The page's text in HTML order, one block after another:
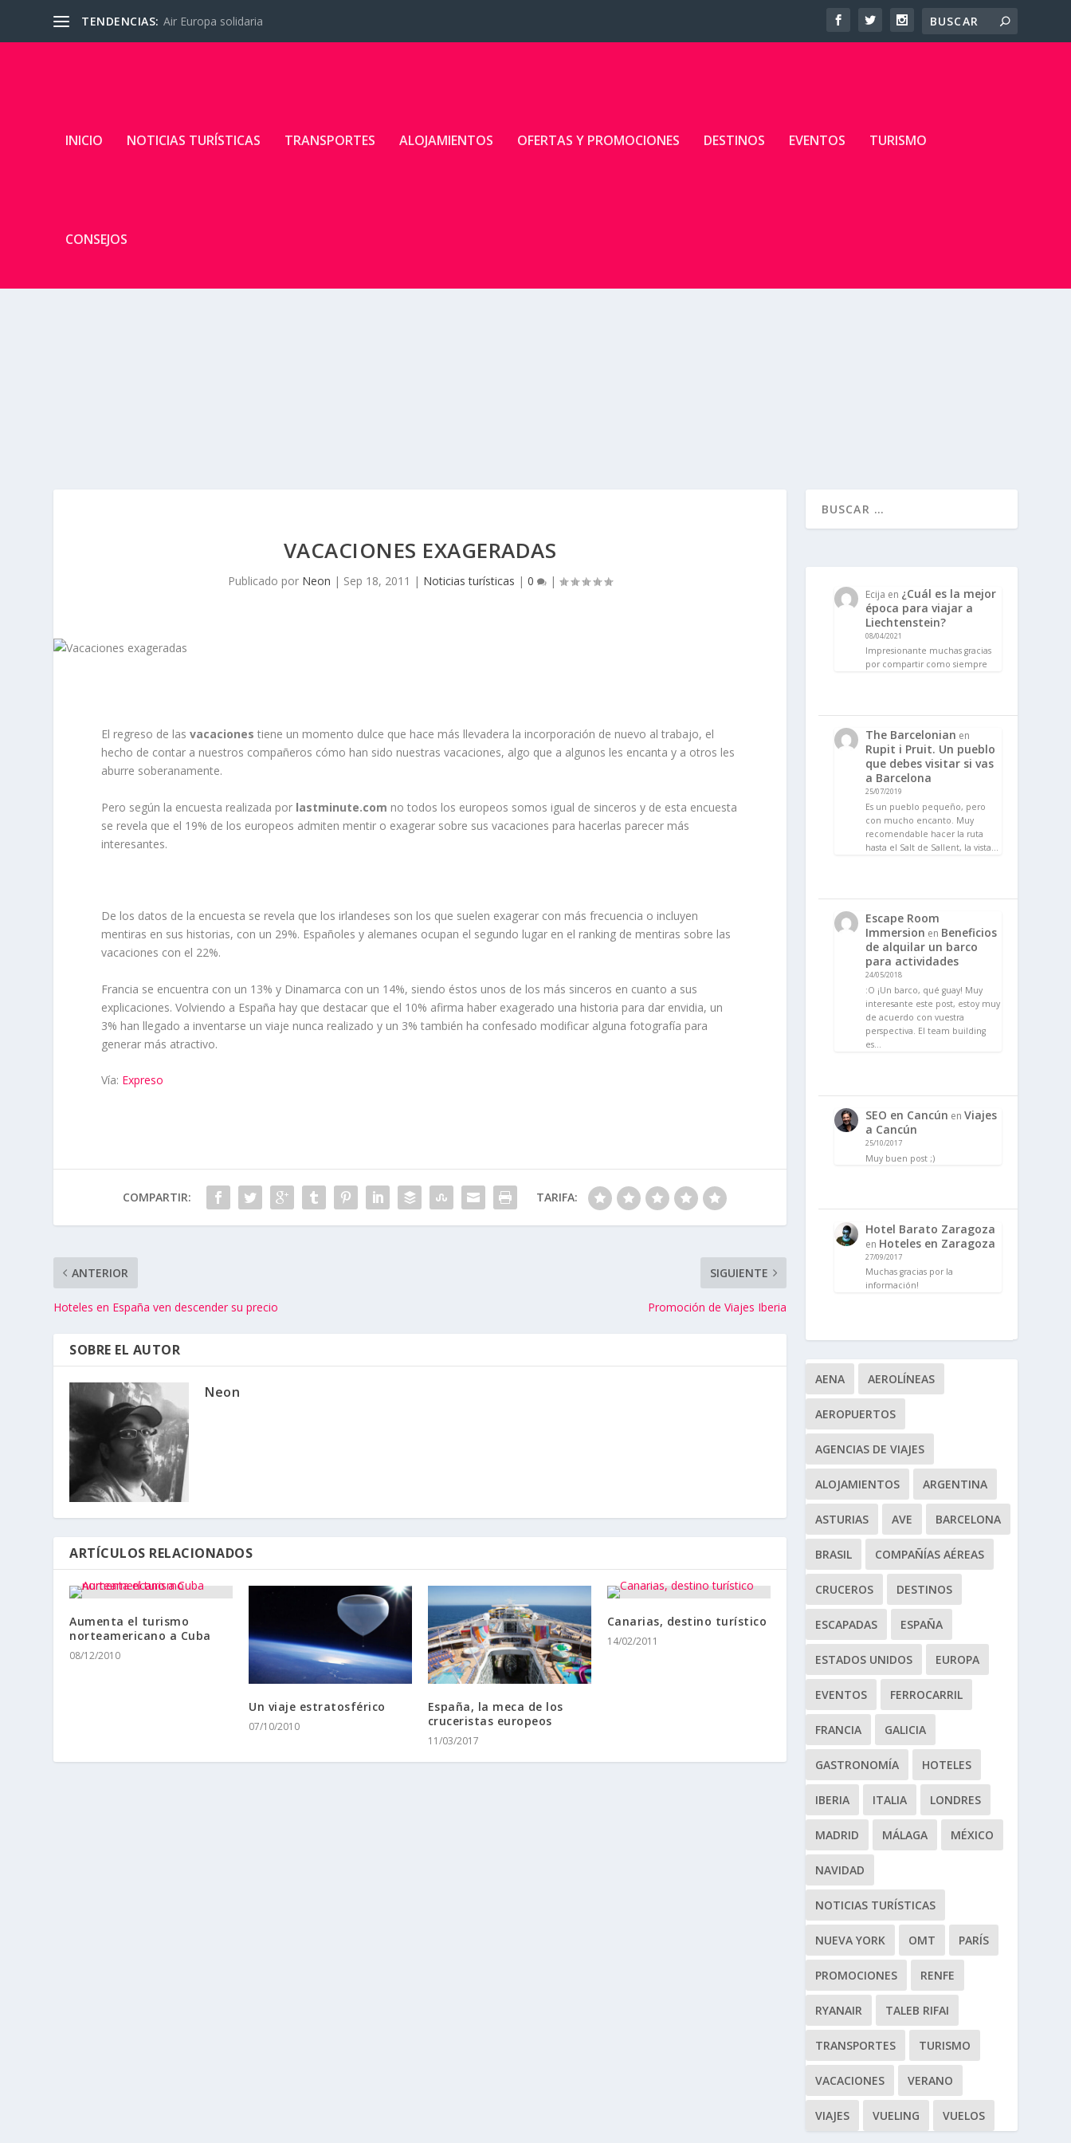
TENDENCIAS: Air Europa solidaria
INICIO NOTICIAS TURÍSTICAS TRANSPORTES ALOJAMIENTOS OFERTAS Y PROMOCIONES DESTINOS EVENTOS TURISMO
CONSEJOS
VACACIONES EXAGERADAS
Publicado por Neon | Sep 18, 2011 | Noticias turísticas | 0 |
El regreso de lasvacaciones tiene un momento dulce que hace más llevadera la incorporación de nuevo al trabajo, el
hecho de contar a nuestros compañeros cómo han sido nuestras vacaciones, algo que a algunos les encanta y a otros les
aburre soberanamente.
Pero según la encuesta realizada por lastminute.com no todos los europeos somos igual de sinceros y de esta encuesta
se revela que el 19% de los europeos admiten mentir o exagerar sobre sus vacaciones para hacerlas parecer más
interesantes.
De los datos de la encuesta se revela que los irlandeses son los que suelen exagerar con más frecuencia o incluyen
mentiras en sus historias, con un 29%. Españoles y alemanes ocupan el segundo lugar en el ranking de mentiras sobre las
vacaciones con el 22%.
Francia se encuentra con un 13% y Dinamarca con un 14%, siendo éstos unos de los más sinceros en cuanto a sus
explicaciones. Volviendo a España hay que destacar que el 10% afirma haber exagerado una historia para dar envidia, un
3% han llegado a inventarse un viaje nunca realizado y un 3% también ha confesado modificar alguna fotografía para
generar más atractivo.
Vía: Expreso
COMPARTIR: TARIFA:
ANTERIOR
Hoteles en España ven descender su precio
SIGUIENTE
Promoción de Viajes Iberia
SOBRE EL AUTOR
Neon
ARTÍCULOS RELACIONADOS
Aumenta el turismo
norteamericano a Cuba
08/12/2010
Un viaje estratosférico
07/10/2010
España, la meca de los
cruceristas europeos
11/03/2017
Canarias, destino turístico
14/02/2011
Ecija en ¿Cuál es la mejor
época para viajar a
Liechtenstein?
08/04/2021
Impresionante muchas gracias
por compartir como siempre
The Barcelonian en
Rupit i Pruit. Un pueblo
que debes visitar si vas
a Barcelona
25/07/2019
Es un pueblo pequeño, pero
con mucho encanto. Muy
recomendable hacer la ruta
hasta el Salt de Sallent, la vista…
Escape Room
Immersion en Beneficios
de alquilar un barco
para actividades
24/05/2018
:O ¡Un barco, qué guay! Muy
interesante este post, estoy muy
de acuerdo con vuestra
perspectiva. El team building
es…
SEO en Cancún en Viajes
a Cancún
25/10/2017
Muy buen post ;)
Hotel Barato Zaragoza
en Hoteles en Zaragoza
27/09/2017
Muchas gracias por la
información!
AENA AEROLÍNEAS
AEROPUERTOS
AGENCIAS DE VIAJES
ALOJAMIENTOS ARGENTINA
ASTURIAS AVE BARCELONA
BRASIL COMPAÑÍAS AÉREAS
CRUCEROS DESTINOS
ESCAPADAS ESPAÑA
ESTADOS UNIDOS EUROPA
EVENTOS FERROCARRIL
FRANCIA GALICIA
GASTRONOMÍA HOTELES
IBERIA ITALIA LONDRES
MADRID MÁLAGA MÉXICO
NAVIDAD
NOTICIAS TURÍSTICAS
NUEVA YORK OMT PARÍS
PROMOCIONES RENFE
RYANAIR TALEB RIFAI
TRANSPORTES TURISMO
VACACIONES VERANO
VIAJES VUELING VUELOS